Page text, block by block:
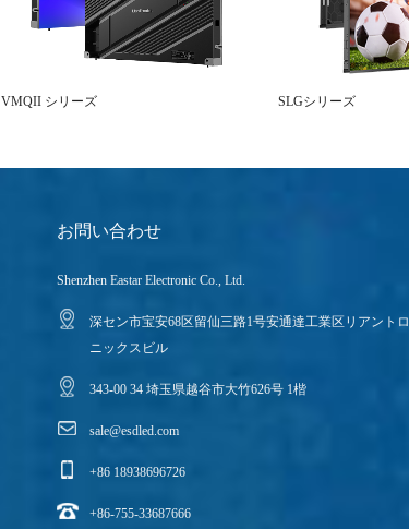
VMQII シリーズ SLGシリーズ
お問い合わせ
Shenzhen Eastar Electronic Co., Ltd.
深セン市宝安68区留仙三路1号安通達工業区リアントロ
ニックスビル
343-00 34 埼玉県越谷市大竹626号 1楷
sale@esdled.com
+86 18938696726
+86-755-33687666